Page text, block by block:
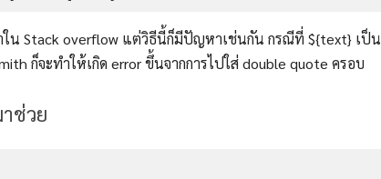
ใน Stack overflow แต่วิธีนี้ก็มีปัญหาเช่นกัน กรณีที่ ${text} เป็น
ก็จะทำให้เกิด error ขึ้นจากการไปใส่ double quote ครอบ
ช่วย